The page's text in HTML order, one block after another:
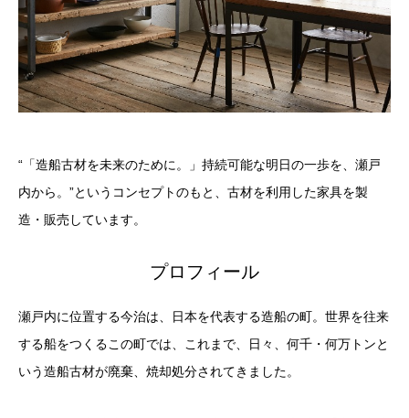
“「造船古材を未来のために。」持続可能な明日の一歩を、瀬戸
内から。”というコンセプトのもと、古材を利用した家具を製
造・販売しています。
プロフィール
瀬戸内に位置する今治は、日本を代表する造船の町。世界を往来
する船をつくるこの町では、これまで、日々、何千・何万トンと
いう造船古材が廃棄、焼却処分されてきました。